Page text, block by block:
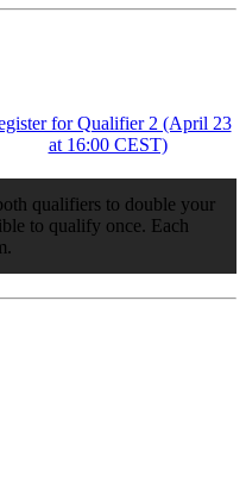
for Qualifier 2 (April 23
at 16:00 CEST)
qualifiers to double your
to qualify once. Each